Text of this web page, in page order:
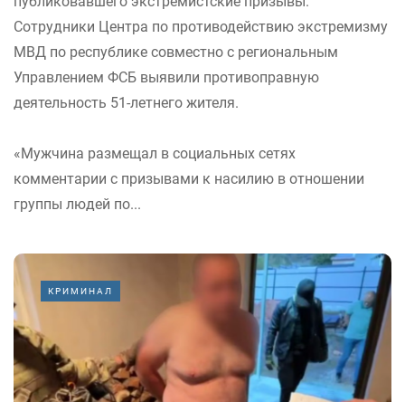
Сотрудники Центра по противодействию экстремизму
МВД по республике совместно с региональным
Управлением ФСБ выявили противоправную
деятельность 51-летнего жителя.
«Мужчина размещал в социальных сетях
комментарии с призывами к насилию в отношении
группы людей по...
КРИМИНАЛ